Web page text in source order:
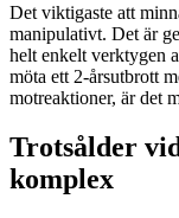
Det viktigaste att
manipulativt. Det är
helt enkelt verktygen
möta ett 2-årsutbrott
motreaktioner, är det
Trotsålder
komplex